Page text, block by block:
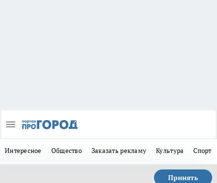
Интересное Общество Заказать рекламу Культура Спорт
Принять